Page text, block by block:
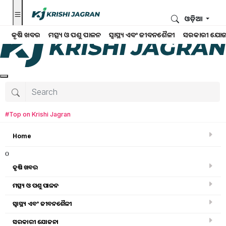
କୃଷି ଖବର ମତ୍ସ୍ୟ ଓ ପଶୁ ପାଳନ ସ୍ୱାସ୍ଥ୍ୟ ଏବଂ ଜୀବନଶୈଳୀ ସରକାରୀ
ଓଡ଼ିଆ
#Top on Krishi Jagran
Home
o
କୃଷି ଖବର
ମତ୍ସ୍ୟ ଓ ପଶୁ ପାଳନ
ସ୍ୱାସ୍ଥ୍ୟ ଏବଂ ଜୀବନଶୈଳୀ
ସରକାରୀ ଯୋଜନା
Home
ନିଶା ଯେବେ ହୁଏ ପେଶା !!